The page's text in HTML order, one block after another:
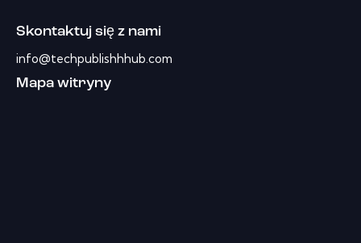
Skontaktuj się z nami
info@techpublishhhub.com
Mapa witryny